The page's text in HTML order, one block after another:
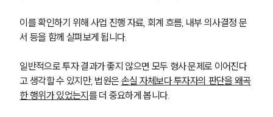
이를 확인하기 위해 사업 진행 자료, 회계 흐름, 내부 의사결정 문
서 등을 함께 살펴보게 됩니다.
일반적으로 투자 결과가 좋지 않으면 모두 형사 문제로 이어진다
고 생각할 수 있지만, 법원은 손실 자체보다 투자자의 판단을 왜곡
한 행위가 있었는지를 더 중요하게 봅니다.